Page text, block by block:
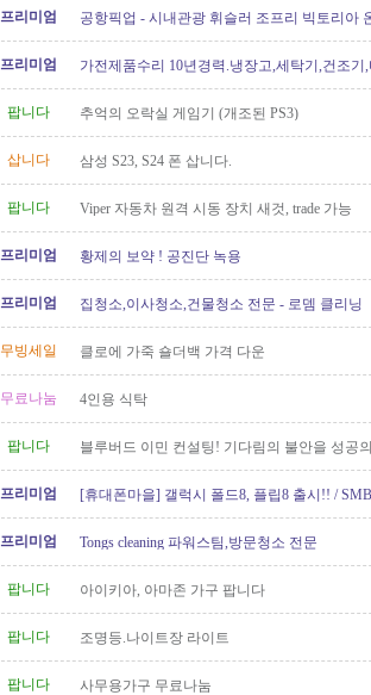
프리미엄
공항픽업 - 시내관광 휘슬러 조프리 빅토리아
프리미엄
가전제품수리 10년경력.냉장고,세탁기,건조기
팝니다
추억의 오락실 게임기 (개조된 PS3)
삽니다 삼성 S23, S24 폰 삽니다.
팝니다 Viper 자동차 원격 시동 장치 새것, trade 가능
프리미엄 황제의 보약 ! 공진단 녹용
프리미엄 집청소,이사청소,건물청소 전문 - 로뎀 클리닝
무빙세일 클로에 가죽 숄더백 가격 다운
무료나눔 4인용 식탁
팝니다 블루버드 이민 컨설팅! 기다림의 불안을 성공
프리미엄
[휴대폰마을] 갤럭시 폴드8, 플립8 출시!! /
프리미엄
Tongs cleaning 파워스팀,방문청소 전문
팝니다 아이키아, 아마존 가구 팝니다
팝니다 조명등.나이트장 라이트
팝니다 사무용가구 무료나눔